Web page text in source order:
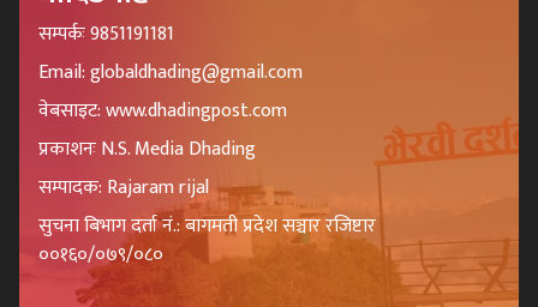
सम्पर्कः 9851191181
Email: globaldhading@gmail.com
वेबसाइट: www.dhadingpost.com
प्रकाशनः N.S. Media Dhading
सम्पादक: Rajaram rijal
सुचना बिभाग दर्ता नं.: बागमती प्रदेश सञ्चार रजिष्टार
००१६०/०७९/०८०